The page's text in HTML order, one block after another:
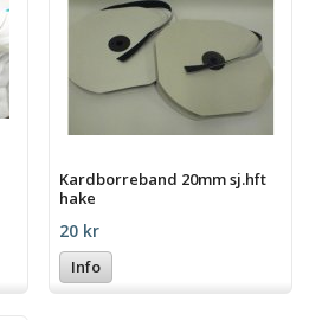
Kardborreband 20mm sj.hft
hake
20 kr
Info